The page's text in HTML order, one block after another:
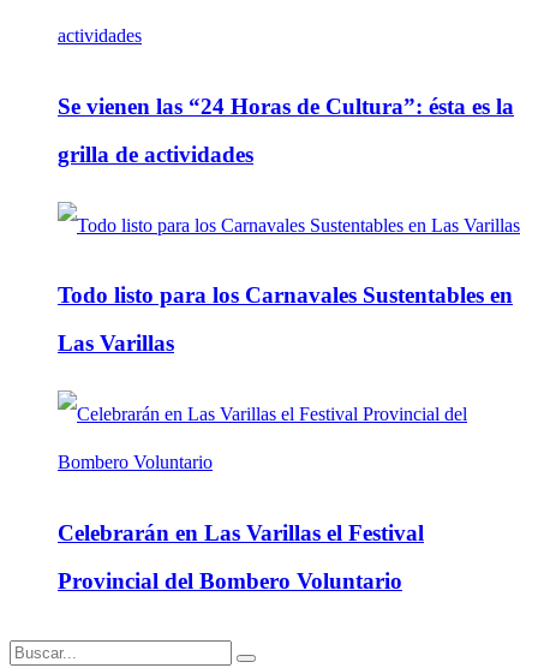
Se vienen las “24 Horas de Cultura”: ésta es la
grilla de actividades
Todo listo para los Carnavales Sustentables en
Las Varillas
Celebrarán en Las Varillas el Festival
Provincial del Bombero Voluntario